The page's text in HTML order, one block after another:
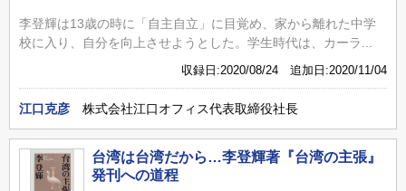
李登輝は13歳の時に「自主自立」に目覚め、家から離れた中学
校に入り、自分を向上させようとした。学生時代は、カーラ...
収録日:2020/08/24 追加日:2020/11/04
江口克彦 株式会社江口オフィス代表取締役社長
台湾は台湾だから…李登輝著『台湾の主張』
発刊への道程